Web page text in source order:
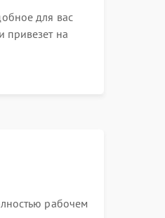
для вас
привезет на
рабочем